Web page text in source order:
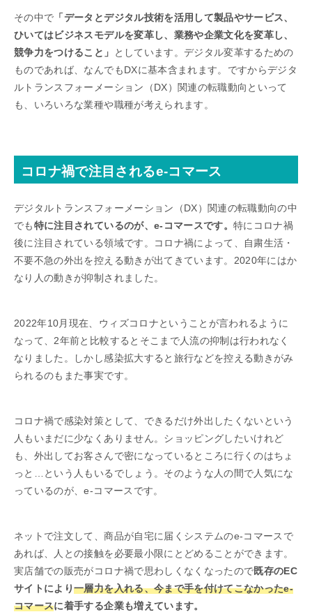
その中で 「データとデジタル技術を活用して製品やサービス、
ひいてはビジネスモデルを変革し、業務や企業文化を変革し、
競争力をつけること」
としています。デジタル変革するための
ものであれば、なんでもDXに基本含まれます。ですからデジタ
ルトランスフォーメーション（DX）関連の転職動向といって
も、いろいろな業種や職種が考えられます。
コロナ禍で注目されるe-コマース
デジタルトランスフォーメーション（DX）関連の転職動向の中
でも特に注目されているのが、e-コマースです。特にコロナ禍
後に注目されている領域です。コロナ禍によって、自粛生活・
不要不急の外出を控える動きが出てきています。2020年にはか
なり人の動きが抑制されました。
2022年10月現在、ウィズコロナということが言われるように
なって、2年前と比較するとそこまで人流の抑制は行われなく
なりました。しかし感染拡大すると旅行などを控える動きがみ
られるのもまた事実です。
コロナ禍で感染対策として、できるだけ外出したくないという
人もいまだに少なくありません。ショッピングしたいけれど
も、外出してお客さんで密になっているところに行くのはちょ
っと…という人もいるでしょう。そのような人の間で人気にな
っているのが、e-コマースです。
ネットで注文して、商品が自宅に届くシステムのe-コマースで
あれば、人との接触を必要最小限にとどめることができます。
実店舗での販売がコロナ禍で思わしくなくなったので既存のEC
サイトにより一層力を入れる、今まで手を付けてこなかったe-
コマースに着手する企業も増えています。